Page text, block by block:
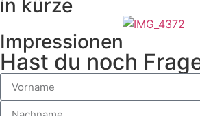
in kürze
Impressionen
Hast du noch